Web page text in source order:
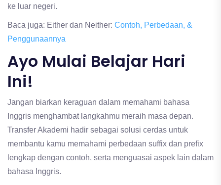
ke luar negeri.
Baca juga: Either dan Neither: Contoh, Perbedaan, &
Penggunaannya
Ayo Mulai Belajar Hari
Ini!
Jangan biarkan keraguan dalam memahami bahasa
Inggris menghambat langkahmu meraih masa depan.
Transfer Akademi hadir sebagai solusi cerdas untuk
membantu kamu memahami perbedaan suffix dan prefix
lengkap dengan contoh, serta menguasai aspek lain dalam
bahasa Inggris.